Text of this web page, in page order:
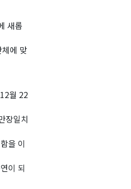
새롭
에 맞
월 22
장일치
을 이
이 되